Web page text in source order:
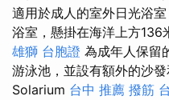
適用於成人的室外日光浴
浴室，懸掛在海洋上方136
雄獅 台胞證 為成年人保留
游泳池，並設有額外的沙發
Solarium 台中 推薦 撥筋